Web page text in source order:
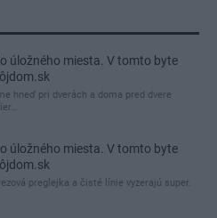
úložného miesta. V tomto byte
hneď pri dverách a doma pred dvere
úložného miesta. V tomto byte
preglejka a čisté línie vyzerajú super.